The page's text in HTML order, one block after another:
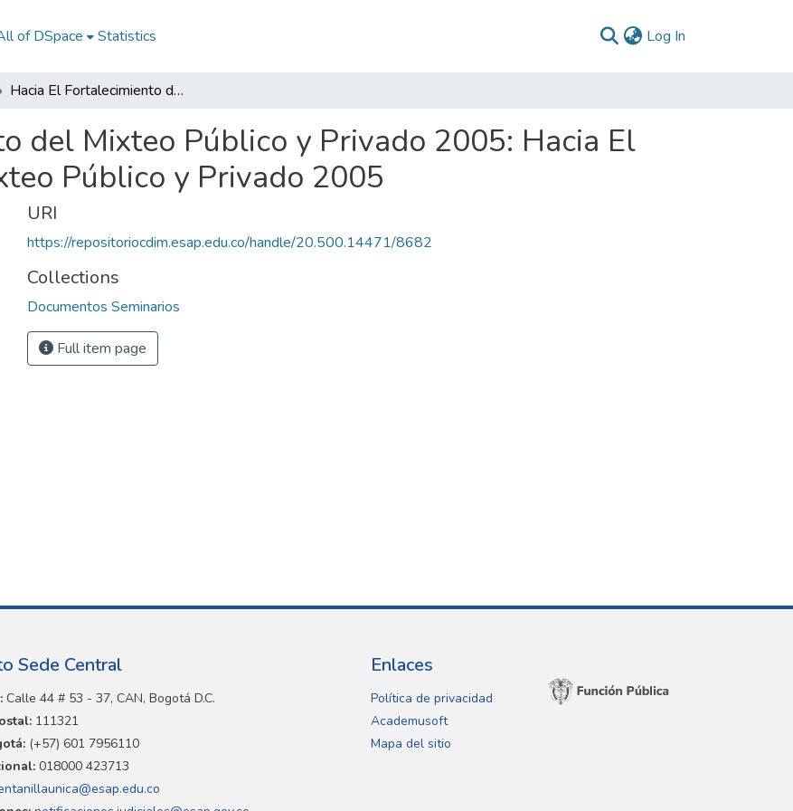
of DSpace Statistics Log In
Hacia El Fortalecimiento del Mixteo Público y Privado 2005: Hacia El Fortalecimiento del Mixteo Público y Privado 2005
del Mixteo Público y Privado 2005: Hacia El
Público y Privado 2005
URI
https://repositoriocdim.esap.edu.co/handle/20.500.14471/8682
Collections
Documentos Seminarios
Full item page
Sede Central
Calle 44 # 53 - 37, CAN, Bogotá D.C.
111321
(+57) 601 7956110
018000 423713
Enlaces
Política de privacidad
Academusoft
Mapa del sitio